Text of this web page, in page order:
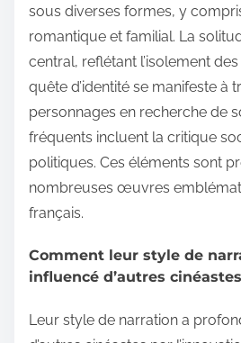
sous diverses formes, y
romantique et familial. La
central, reflétant l’isolement
quête d’identité se manifeste à
personnages en recherche de
fréquents incluent la critique
politiques. Ces éléments sont
nombreuses œuvres
français.
Comment leur style de
influencé d’autres
Leur style de narration a